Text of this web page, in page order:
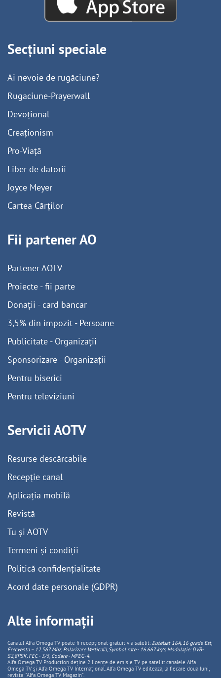
Secțiuni speciale
Ai nevoie de rugăciune?
Rugaciune-Prayerwall
Devoțional
Creaționism
Pro-Viață
Liber de datorii
Joyce Meyer
Cartea Cărților
Fii partener AO
Partener AOTV
Proiecte - fii parte
Donații - card bancar
3,5% din impozit - Persoane
Publicitate - Organizații
Sponsorizare - Organizații
Pentru biserici
Pentru televiziuni
Servicii AOTV
Resurse descărcabile
Recepție canal
Aplicația mobilă
Revistă
Tu și AOTV
Termeni și condiții
Politică confidențialitate
Acord date personale (GDPR)
Alte informații
Canalul Alfa Omega TV poate fi recepționat gratuit via satelit: Eutelsat 16A, 16 grade Est,
Frecventa – 12.567 Mhz, PolarizareVerticală, Symbol rate - 16.667 ks/s, Modulație: DVB-
S2,8PSK, FEC - 3/5, Codare - MPEG-4.
Alfa Omega TV Production deține 2 licențe de emisie TV pe satelit: canalele Alfa
Omega TV și Alfa Omega TV Internațional. Alfa Omega TV editeaza, la fiecare doua luni,
revista: "Alfa Omega TV Magazin".